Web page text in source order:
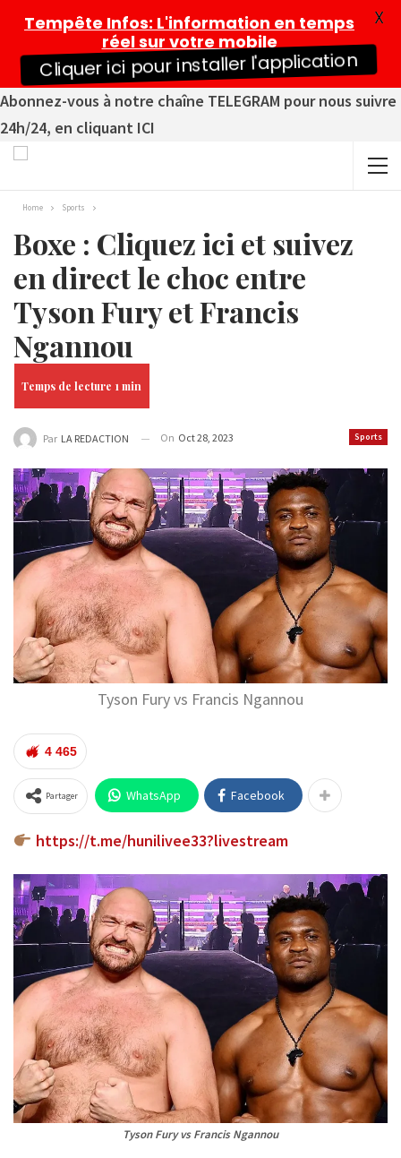
Abonnez-vous à notre chaîne TELEGRAM pour nous suivre
24h/24, en cliquant ICI
Home Sports
Boxe : Cliquez ici et suivez
en direct le choc entre
Tyson Fury et Francis
Ngannou
Sports
Par LA REDACTION On Oct 28, 2023
Tyson Fury vs Francis Ngannou
4 465
Partager WhatsApp Facebook
https://t.me/hunilivee33?livestream
Tyson Fury vs Francis Ngannou
Tempête Infos: L'information en temps
réel sur votre mobile
Cliquer ici pour installer l'application
X